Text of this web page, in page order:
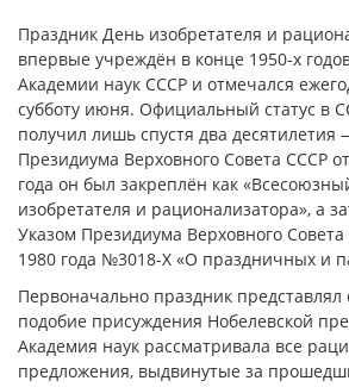
Праздник День изобретателя и
впервые учреждён в конце 1950-х
Академии наук СССР и отмечался
субботу июня. Официальный статус в
получил лишь спустя два десятилетия
Президиума Верховного Совета СССР
года он был закреплён как
изобретателя и рационализатора», а
Указом Президиума Верховного
1980 года №3018-Х «О праздничных и
Первоначально праздник представлял
подобие присуждения Нобелевской
Академия наук рассматривала все
предложения, выдвинутые за